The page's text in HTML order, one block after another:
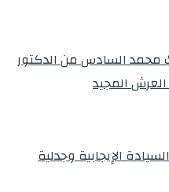
محمد السادس من الدكتور
المجيد
الإيجابية وجدلية